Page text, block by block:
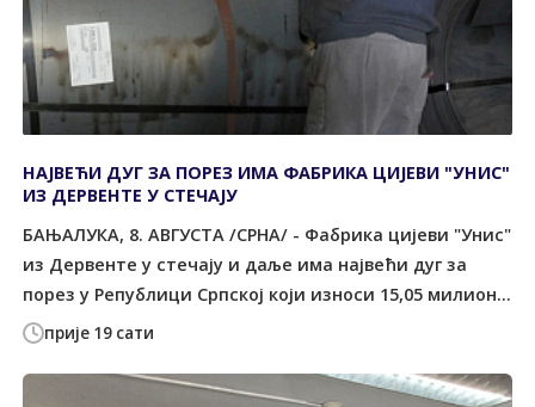
прије 19 сати
НАЈВЕЋИ ДУГ ЗА ПОРЕЗ ИМА ФАБРИКА ЦИЈЕВИ "УНИС"
ИЗ ДЕРВЕНТЕ У СТЕЧАЈУ
БАЊАЛУКА, 8. АВГУСТА /СРНА/ - Фабрика цијеви "Унис"
из Дервенте у стечају и даље има највећи дуг за
порез у Републици Српској који износи 15,05 милион...